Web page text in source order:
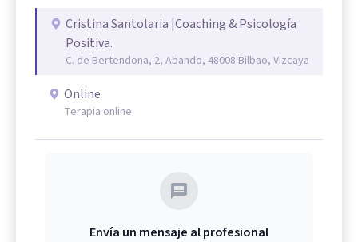
Cristina Santolaria |Coaching & Psicología
Positiva.
C. de Bertendona, 2, Abando, 48008 Bilbao, Vizcaya
Online
Terapia online
Envía un mensaje al profesional